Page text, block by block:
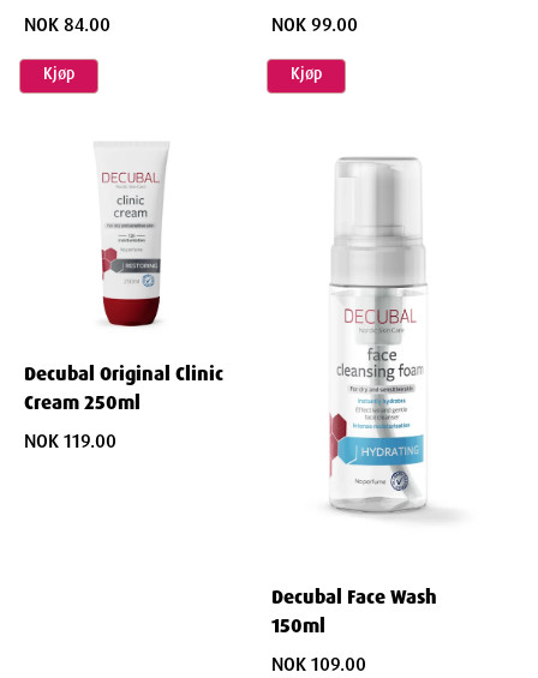
NOK 84.00
Kjøp
NOK 99.00
Kjøp
Decubal Original Clinic
Cream 250ml
NOK 119.00
Decubal Face Wash
150ml
NOK 109.00